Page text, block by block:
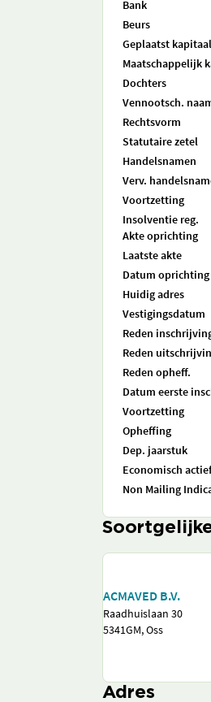
Bank
Beurs
Geplaatst kapitaal
Maatschappelijk
Dochters
Vennootsch.
Rechtsvorm
Statutaire zetel
Handelsnamen
Verv.
Voortzetting
Insolventie reg.
Akte oprichting
Laatste akte
Datum oprichting
Huidig adres
Vestigingsdatum
Reden
Reden
Reden opheff.
Datum eerste
Voortzetting
Opheffing
Dep. jaarstuk
Economisch actief
Non Mailing
ACMAVED B.V.
Raadhuislaan 30
5341GM, Oss
Adres